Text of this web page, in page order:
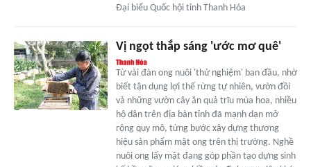
Đại biểu Quốc hội tỉnh Thanh Hóa
Vị ngọt thắp sáng 'ước mơ quê'
Từ vài đàn ong nuôi 'thử nghiệm' ban đầu, nhờ
biết tận dụng lợi thế rừng tự nhiên, vườn đồi
và những vườn cây ăn quả trĩu mùa hoa, nhiều
hộ dân trên địa bàn tỉnh đã mạnh dạn mở
rộng quy mô, từng bước xây dựng thương
hiệu sản phẩm mật ong trên thị trường. Nghề
nuôi ong lấy mật đang góp phần tạo dựng sinh